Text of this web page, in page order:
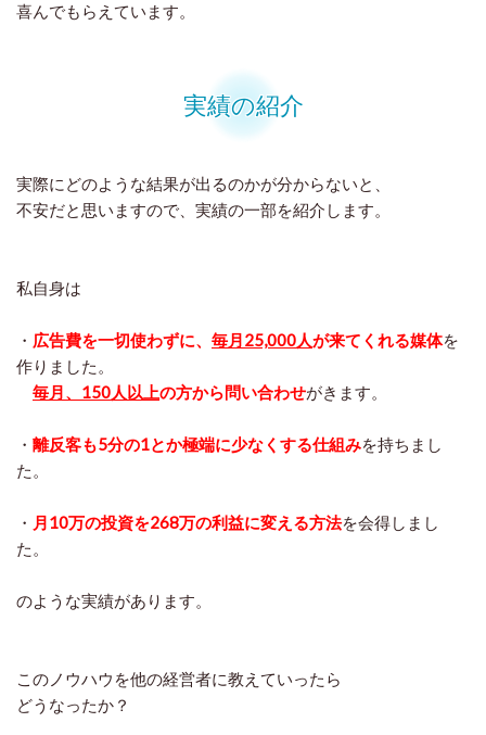
喜んでもらえています。
実績の紹介
実際にどのような結果が出るのかが分からないと、
不安だと思いますので、実績の一部を紹介します。
私自身は
・ 広告費を一切使わずに、 毎月25,000人が来てくれる媒体を
作りました。
毎月、150人以上の方から問い合わせがきます。
・ 離反客も5分の1とか極端に少なくする仕組みを持ちまし
た。
・ 月10万の投資を268万の利益に変える方法を会得しまし
た。
のような実績があります。
このノウハウを他の経営者に教えていったら
どうなったか？